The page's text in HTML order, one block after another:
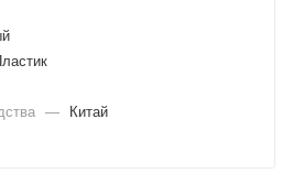
— Китай